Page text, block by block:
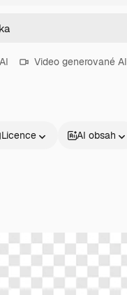
Video generované AI
Licence AI obsah